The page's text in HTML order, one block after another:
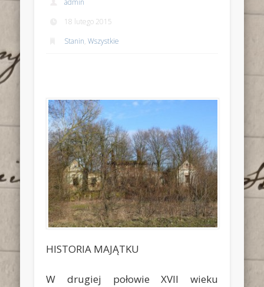
18 lutego 2015
Stanin,Wszystkie
HISTORIA MAJĄTKU
W drugiej połowie XVII wieku